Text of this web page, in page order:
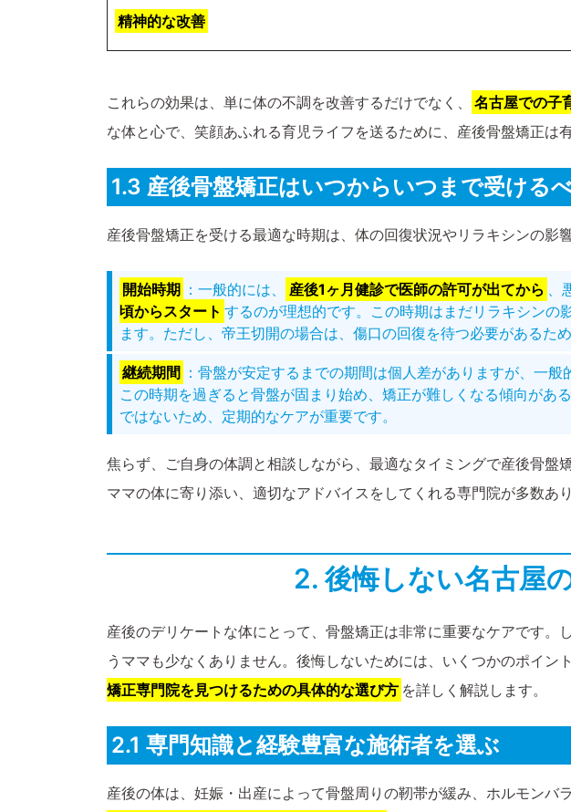
精神的な改善
これらの効果は、単に体の不調を改善するだけでなく、 名古屋での子
な体と心で、笑顔あふれる育児ライフを送るために、産後骨盤矯正は
1.3 産後骨盤矯正はいつからいつまで受ける
産後骨盤矯正を受ける最適な時期は、体の回復状況やリラキシンの影
開始時期 ：一般的には、 産後1ヶ月健診で医師の許可が出てから 、
頃からスタート するのが理想的です。この時期はまだリラキシンの
ます。ただし、帝王切開の場合は、傷口の回復を待つ必要があるた
継続期間 ：骨盤が安定するまでの期間は個人差がありますが、一般
この時期を過ぎると骨盤が固まり始め、矯正が難しくなる傾向がある
ではないため、定期的なケアが重要です。
焦らず、ご自身の体調と相談しながら、最適なタイミングで産後骨
ママの体に寄り添い、適切なアドバイスをしてくれる専門院が多数あ
2. 後悔しない名古屋
産後のデリケートな体にとって、骨盤矯正は非常に重要なケアです
うママも少なくありません。後悔しないためには、いくつかのポイン
矯正専門院を見つけるための具体的な選び方 を詳しく解説します。
2.1 専門知識と経験豊富な施術者を選ぶ
産後の体は、妊娠・出産によって骨盤周りの靭帯が緩み、ホルモンバ